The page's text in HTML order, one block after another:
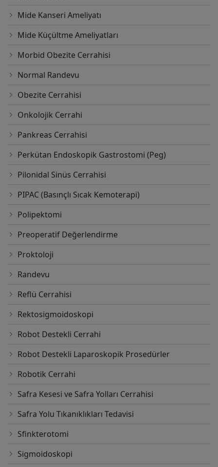
Mide Kanseri Ameliyatı
Mide Küçültme Ameliyatları
Morbid Obezite Cerrahisi
Normal Randevu
Obezite Cerrahisi
Onkolojik Cerrahi
Pankreas Cerrahisi
Perkütan Endoskopik Gastrostomi (Peg)
Pilonidal Sinüs Cerrahisi
PIPAC (Basınçlı Sıcak Kemoterapi)
Polipektomi
Preoperatif Değerlendirme
Proktoloji
Randevu
Reflü Cerrahisi
Rektosigmoidoskopi
Robot Destekli Cerrahi
Robot Destekli Laparoskopik Prosedürler
Robotik Cerrahi
Safra Kesesi ve Safra Yolları Cerrahisi
Safra Yolu Tıkanıklıkları Tedavisi
Sfinkterotomi
Sigmoidoskopi